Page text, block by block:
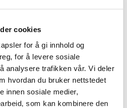
cookies
for å gi innhold og
for å levere sosiale
analysere trafikken vår. Vi deler
hvordan du bruker nettstedet
innen sosiale medier,
som kan kombinere den
til